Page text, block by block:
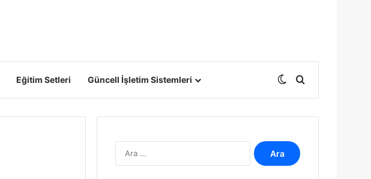
Eğitim Setleri Güncell İşletim Sistemleri Dış görünümü
A